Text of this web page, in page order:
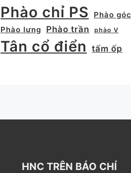
Phào chỉ PS
Phào góc
Phào lưng
Phào trần phào V
Tân cổ điển tấm ốp
HNC TRÊN BÁO CHÍ